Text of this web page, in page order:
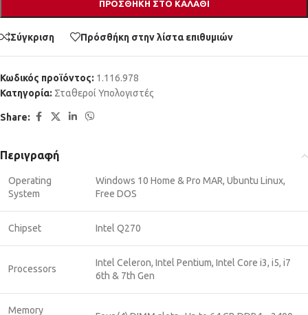
ΠΡΟΣΘΉΚΗ ΣΤΟ ΚΑΛΆΘΙ
Σύγκριση Πρόσθήκη στην λίστα επιθυμιών
Κωδικός προϊόντος: 1.116.978
Κατηγορία: Σταθεροί Υπολογιστές
Share:
Περιγραφή
Operating
System
Windows 10 Home & Pro MAR, Ubuntu Linux,
Free DOS
Chipset Intel Q270
Processors
Intel Celeron, Intel Pentium, Intel Core i3, i5, i7
6th & 7th Gen
Memory